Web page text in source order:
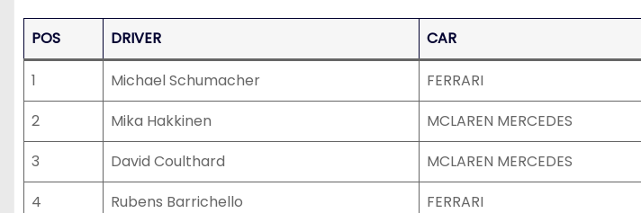
POS DRIVER CAR
1 Michael Schumacher FERRARI
2
Mika Hakkinen MCLAREN MERCEDES
3
David Coulthard MCLAREN MERCEDES
4
Rubens Barrichello FERRARI